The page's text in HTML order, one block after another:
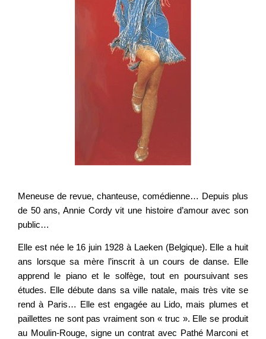
Meneuse de revue, chanteuse, comédienne… Depuis plus
de 50 ans, Annie Cordy vit une histoire d’amour avec son
public…
Elle est née le 16 juin 1928 à Laeken (Belgique). Elle a huit
ans lorsque sa mère l’inscrit à un cours de danse. Elle
apprend le piano et le solfège, tout en poursuivant ses
études. Elle débute dans sa ville natale, mais très vite se
rend à Paris… Elle est engagée au Lido, mais plumes et
paillettes ne sont pas vraiment son « truc ». Elle se produit
au Moulin-Rouge, signe un contrat avec Pathé Marconi et